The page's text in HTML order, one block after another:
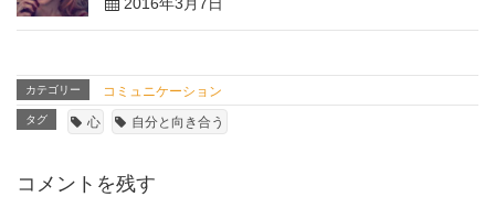
カテゴリー コミュニケーション
タグ 心 自分と向き合う
コメントを残す